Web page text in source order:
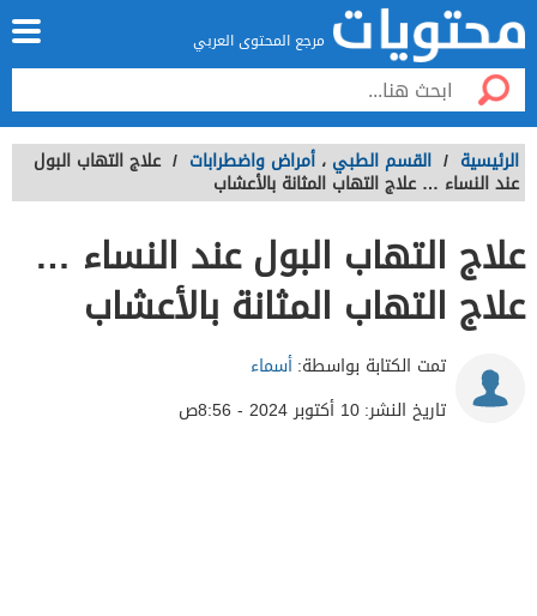
مرجع المحتوى العربي
الرئيسية / القسم الطبي ، أمراض واضطرابات / علاج التهاب البول
عند النساء … علاج التهاب المثانة بالأعشاب
علاج التهاب البول عند النساء …
علاج التهاب المثانة بالأعشاب
تمت الكتابة بواسطة:أسماء
تاريخ النشر:10 أكتوبر 2024 - 8:56ص